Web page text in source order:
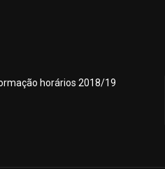
horários 2018/19